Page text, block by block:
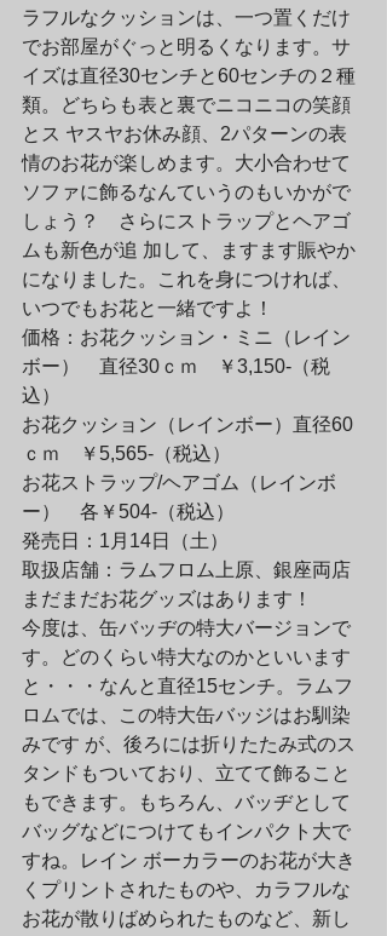
ラフルなクッションは、一つ置くだけ
でお部屋がぐっと明るくなります。サ
イズは直径30センチと60センチの２種
類。どちらも表と裏でニコニコの笑顔
とス ヤスヤお休み顔、2パターンの表
情のお花が楽しめます。大小合わせて
ソファに飾るなんていうのもいかがで
しょう？　さらにストラップとヘアゴ
ムも新色が追 加して、ますます賑やか
になりました。これを身につければ、
いつでもお花と一緒ですよ！
価格：お花クッション・ミニ（レイン
ボー）　直径30ｃｍ　￥3,150-（税
込）
お花クッション（レインボー）直径60
ｃｍ　￥5,565-（税込）
お花ストラップ/ヘアゴム（レインボ
ー）　各￥504-（税込）
発売日：1月14日（土）
取扱店舗：ラムフロム上原、銀座両店
まだまだお花グッズはあります！
今度は、缶バッヂの特大バージョンで
す。どのくらい特大なのかといいます
と・・・なんと直径15センチ。ラムフ
ロムでは、この特大缶バッジはお馴染
みです が、後ろには折りたたみ式のス
タンドもついており、立てて飾ること
もできます。もちろん、バッヂとして
バッグなどにつけてもインパクト大で
すね。レイン ボーカラーのお花が大き
くプリントされたものや、カラフルな
お花が散りばめられたものなど、新し